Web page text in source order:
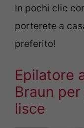
In pochi clic
porterete a
preferito!
Epilatore
Braun
lisce